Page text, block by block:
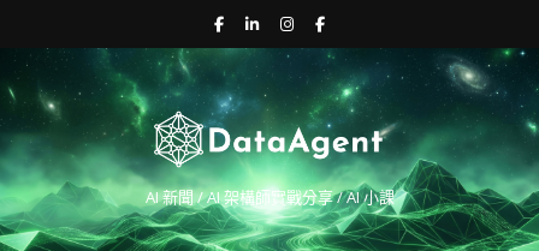
AI 新聞 / AI 架構師實戰分享 / AI 小課